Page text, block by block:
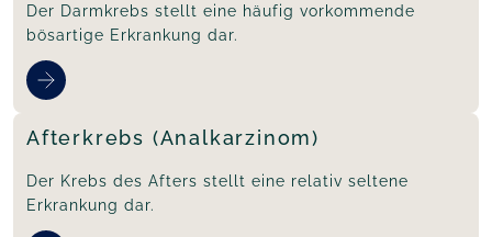
Der Darmkrebs stellt eine häufig vorkommende
bösartige Erkrankung dar.
Afterkrebs (Analkarzinom)
Der Krebs des Afters stellt eine relativ seltene
Erkrankung dar.